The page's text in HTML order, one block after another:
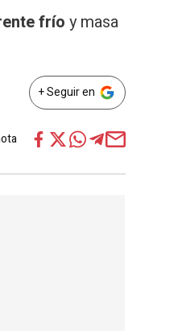
frío y masa
+ Seguir en